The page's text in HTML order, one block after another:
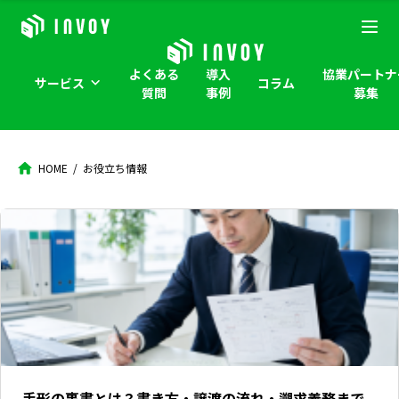
サービス
よくある
質問
導入
事例
コラム
協業パート
募集
HOME お役立ち情報